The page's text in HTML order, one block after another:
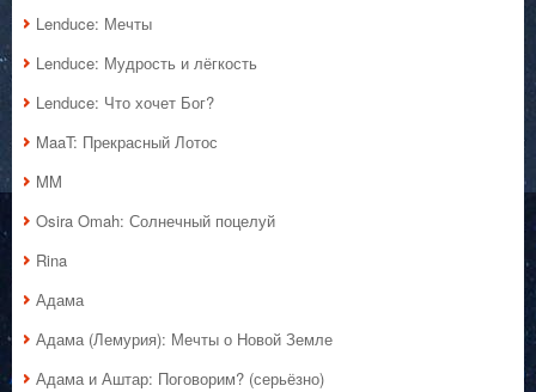
Lenduce: Мечты
Lenduce: Мудрость и лёгкость
Lenduce: Что хочет Бог?
MaaT: Прекрасный Лотос
MM
Osira Omah: Солнечный поцелуй
Rina
Адама
Адама (Лемурия): Мечты о Новой Земле
Адама и Аштар: Поговорим? (серьёзно)